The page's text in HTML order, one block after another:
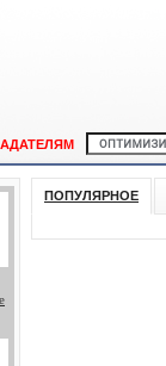
ПОПУЛЯРНОЕ